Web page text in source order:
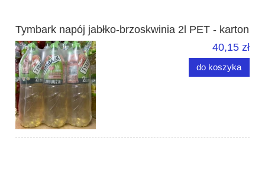
Tymbark napój jabłko-brzoskwinia 2l PET - karton
40,15 zł
do koszyka